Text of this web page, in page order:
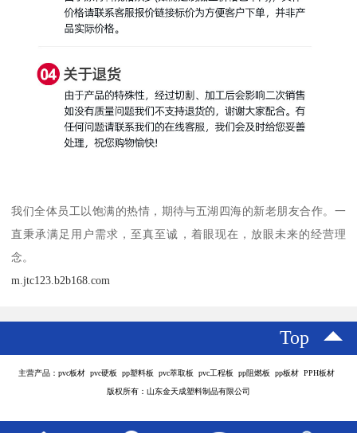
我们全体员工以饱满的热情，期待与五湖四海的新老朋友合作。一
直秉承满足用户需求，至真至诚，着眼现在，放眼未来的经营理
念。
m.jtc123.b2b168.com
Top
主营产品：pvc板材 pvc硬板 pp塑料板 pvc萃取板 pvc工程板 pp阻燃板 pp板材 PPH板材
版权所有：山东金天成塑料制品有限公司